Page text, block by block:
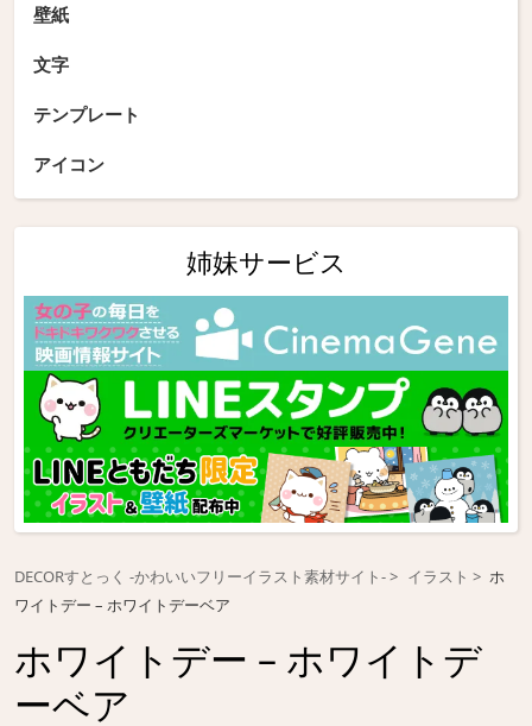
壁紙
文字
テンプレート
アイコン
姉妹サービス
DECORすとっく -かわいいフリーイラスト素材サイト- イラスト
ホ
ワイトデー – ホワイトデーベア
ホワイトデー – ホワイトデ
ーベア